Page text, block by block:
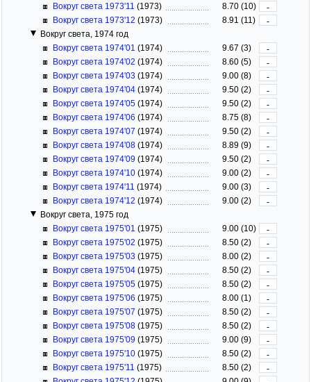
Вокруг света 1973'11 (1973) 8.70 (10)
-
Вокруг света 1973'12 (1973) 8.91 (11)
-
Вокруг света, 1974 год
Вокруг света 1974'01 (1974) 9.67 (3)
-
Вокруг света 1974'02 (1974) 8.60 (5)
-
Вокруг света 1974'03 (1974) 9.00 (8)
-
Вокруг света 1974'04 (1974) 9.50 (2)
-
Вокруг света 1974'05 (1974) 9.50 (2)
-
Вокруг света 1974'06 (1974) 8.75 (8)
-
Вокруг света 1974'07 (1974) 9.50 (2)
-
Вокруг света 1974'08 (1974) 8.89 (9)
-
Вокруг света 1974'09 (1974) 9.50 (2)
-
Вокруг света 1974'10 (1974) 9.00 (2)
-
Вокруг света 1974'11 (1974) 9.00 (3)
-
Вокруг света 1974'12 (1974) 9.00 (2)
-
Вокруг света, 1975 год
Вокруг света 1975'01 (1975) 9.00 (10)
-
Вокруг света 1975'02 (1975) 8.50 (2)
-
Вокруг света 1975'03 (1975) 8.00 (2)
-
Вокруг света 1975'04 (1975) 8.50 (2)
-
Вокруг света 1975'05 (1975) 8.50 (2)
-
Вокруг света 1975'06 (1975) 8.00 (1)
-
Вокруг света 1975'07 (1975) 8.50 (2)
-
Вокруг света 1975'08 (1975) 8.50 (2)
-
Вокруг света 1975'09 (1975) 9.00 (9)
-
Вокруг света 1975'10 (1975) 8.50 (2)
-
Вокруг света 1975'11 (1975) 8.50 (2)
-